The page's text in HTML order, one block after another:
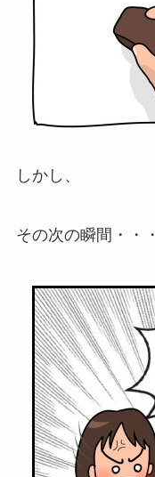
しかし、
その次の瞬間・・・